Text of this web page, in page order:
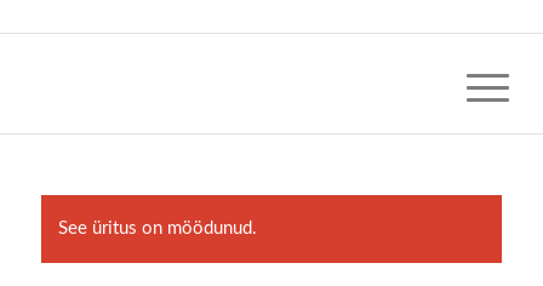
See üritus on möödunud.